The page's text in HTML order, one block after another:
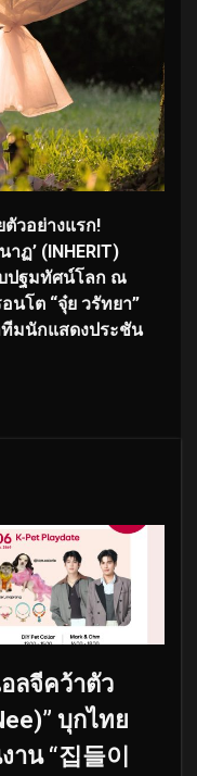
ตัวอย่างแรก!
ฏ’ (INHERIT)
ปฐมทัศน์โลก ณ
นโต “จุ๋ย วรัทยา”
มนักแสดงประชัน
ลจีคว้าตัว
บุกไทย
น “집들이